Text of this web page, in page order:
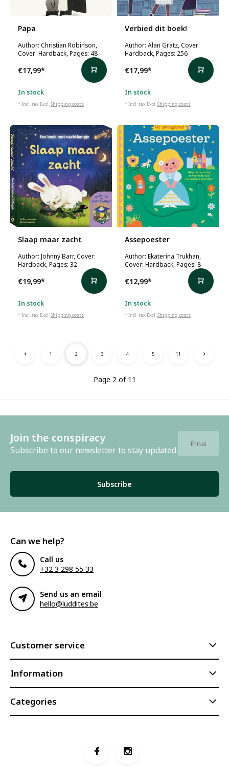
Papa
Author: Christian Robinson,
Cover: Hardback, Pages: 48
€17,99*
In stock
* Incl. tax Excl.Shipping costs
Verbied dit boek!
Author: Alan Gratz, Cover:
Hardback, Pages: 256
€17,99*
In stock
* Incl. tax Excl.Shipping costs
Slaap maar zacht
Author: Johnny Barr, Cover:
Hardback, Pages: 32
€19,99*
In stock
* Incl. tax Excl.Shipping costs
Assepoester
Author: Ekaterina Trukhan,
Cover: Hardback, Pages: 8
€12,99*
In stock
* Incl. tax Excl.Shipping costs
Page 2 of 11
1 2 3 4 5 11
Join the conspiracy
Subscribe to our newsletter to stay updated.
Subscribe
Can we help?
Call us
+32 3 298 55 33
Send us an email
hello@luddites.be
Customer service
Information
Categories